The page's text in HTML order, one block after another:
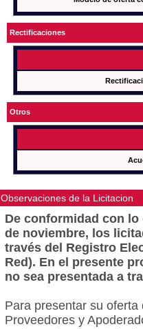
Rectificaciones
Otros
Observaciones de la Licitacion
De conformidad con lo
de noviembre, los
través del Registro
Red). En el presente
no sea presentada a
Para presentar su
Proveedores y